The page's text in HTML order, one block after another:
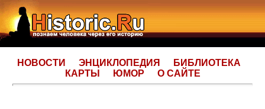
НОВОСТИ ЭНЦИКЛОПЕДИЯ
БИБЛИОТЕКА
КАРТЫ
ЮМОР О САЙТЕ